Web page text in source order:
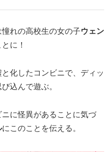
憧れの高校生の女の子ウェン
に！
化したコンビニで、ディッ
込んで遊ぶ。
に怪異があることに気づ
にこのことを伝える。